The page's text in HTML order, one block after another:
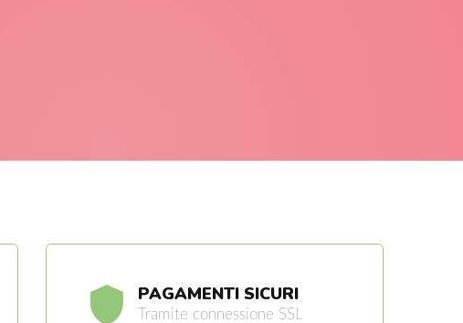
PAGAMENTI SICURI
Tramite connessione SSL